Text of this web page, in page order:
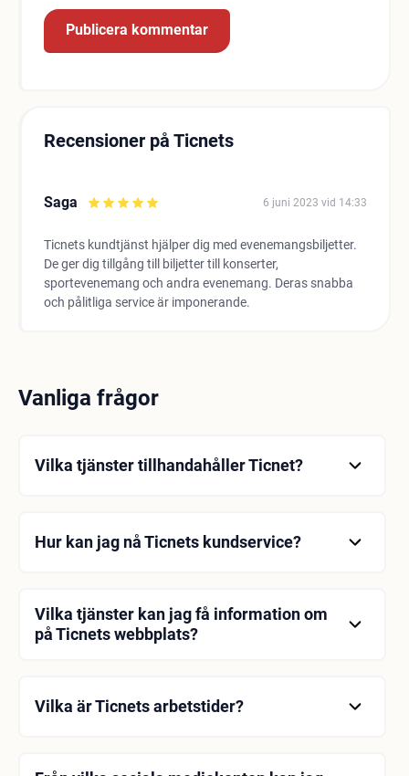
Recensioner på Ticnets
Saga 6 juni 2023 vid 14:33
Ticnets kundtjänst hjälper dig med evenemangsbiljetter.
De ger dig tillgång till biljetter till konserter,
sportevenemang och andra evenemang. Deras snabba
och pålitliga service är imponerande.
Vanliga frågor
Vilka tjänster tillhandahåller Ticnet?
Hur kan jag nå Ticnets kundservice?
Vilka tjänster kan jag få information om
på Ticnets webbplats?
även utföra transaktioner som fakturabetalning,
Vilka är Ticnets arbetstider?